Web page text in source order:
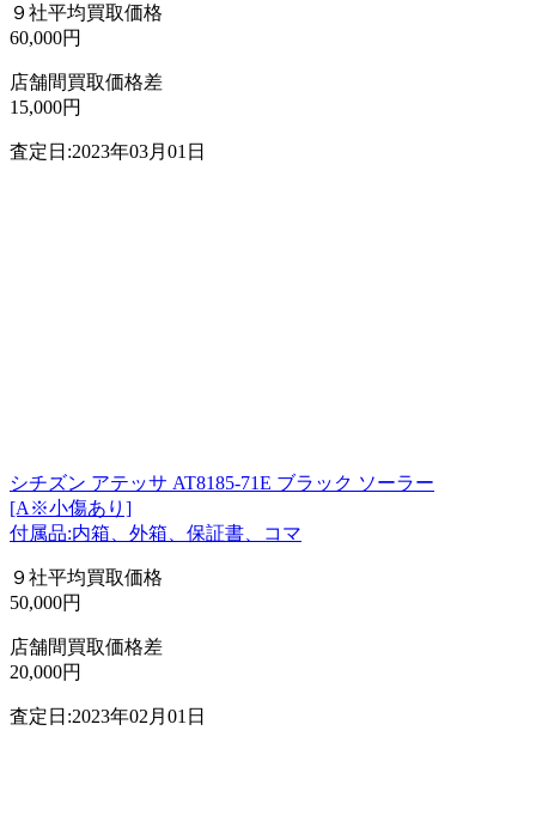
９社平均買取価格
60,000円
店舗間買取価格差
15,000円
査定日:2023年03月01日
シチズン アテッサ AT8185-71E ブラック ソーラー
[A※小傷あり]
付属品:内箱、外箱、保証書、コマ
９社平均買取価格
50,000円
店舗間買取価格差
20,000円
査定日:2023年02月01日